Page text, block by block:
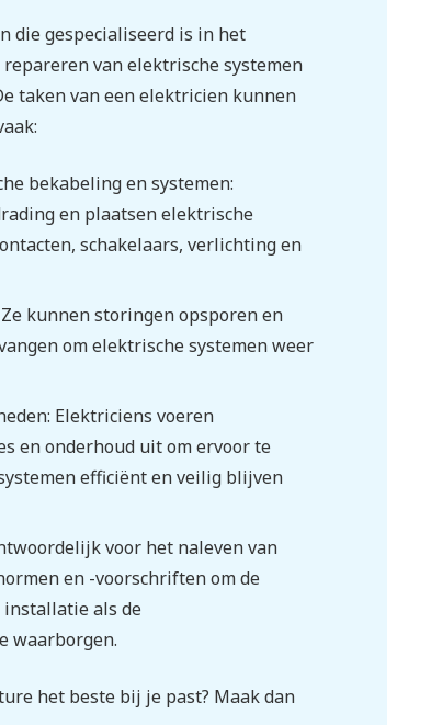
die gespecialiseerd is in het
van elektrische systemen
taken van een elektricien kunnen
bekabeling en systemen:
en plaatsen elektrische
schakelaars, verlichting en
kunnen storingen opsporen en
om elektrische systemen weer
Elektriciens voeren
en onderhoud uit om ervoor te
efficiënt en veilig blijven
voor het naleven van
en -voorschriften om de
installatie als de
waarborgen.
het beste bij je past? Maak dan